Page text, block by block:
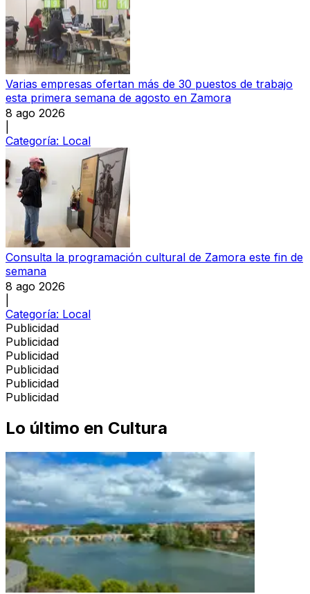
Varias empresas ofertan más de 30 puestos de trabajo
esta primera semana de agosto en Zamora
8 ago 2026
Categoría: Local
Consulta la programación cultural de Zamora este fin de
semana
8 ago 2026
Categoría: Local
Publicidad
Publicidad
Publicidad
Publicidad
Publicidad
Publicidad
Lo último en Cultura